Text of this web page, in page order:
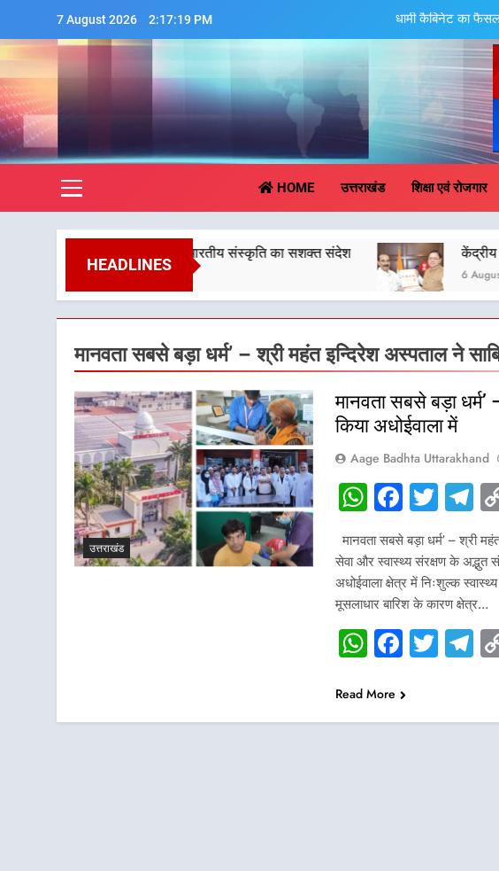
content
7 August 2026 2:17:20 PM
धामी कैबिनेट का
तेजस्वी
तेजस्वी
Aage
HOME उत्तराखंड शिक्षा एवं रोजगार
HEADLINES
समरसता और भारतीय संस्कृति का सशक्त संदेश केंद्रीय मंत्री अजय
6 August 2026
मानवता सबसे बड़ा धर्म’ – श्री महंत इन्दिरेश अस्पताल ने
उत्तराखंड
मानवता सबसे बड़ा
किया अधोईवाला में
Aage Badhta Uttarakhand
मानवता सबसे बड़ा धर्म’ – श्री
सेवा और स्वास्थ्य संरक्षण के अद्भुत
अधोईवाला क्षेत्र में निःशुल्क
मूसलाधार बारिश के कारण क्षेत्र…
Read More